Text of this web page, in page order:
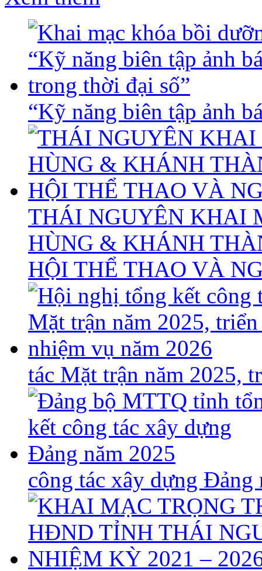
“Kỹ năng biên tập ảnh
THÁI NGUYÊN KHAI
HÙNG & KHÁNH
HỘI THỂ THAO VÀ
tác Mặt trận năm 2025,
công tác xây dựng Đảng